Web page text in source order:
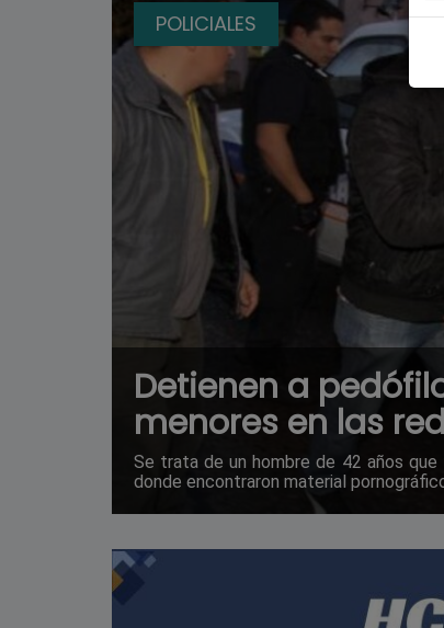
POLICIALES
Detienen a
menores en las
Se trata de un hombre de 42 años
donde encontraron material